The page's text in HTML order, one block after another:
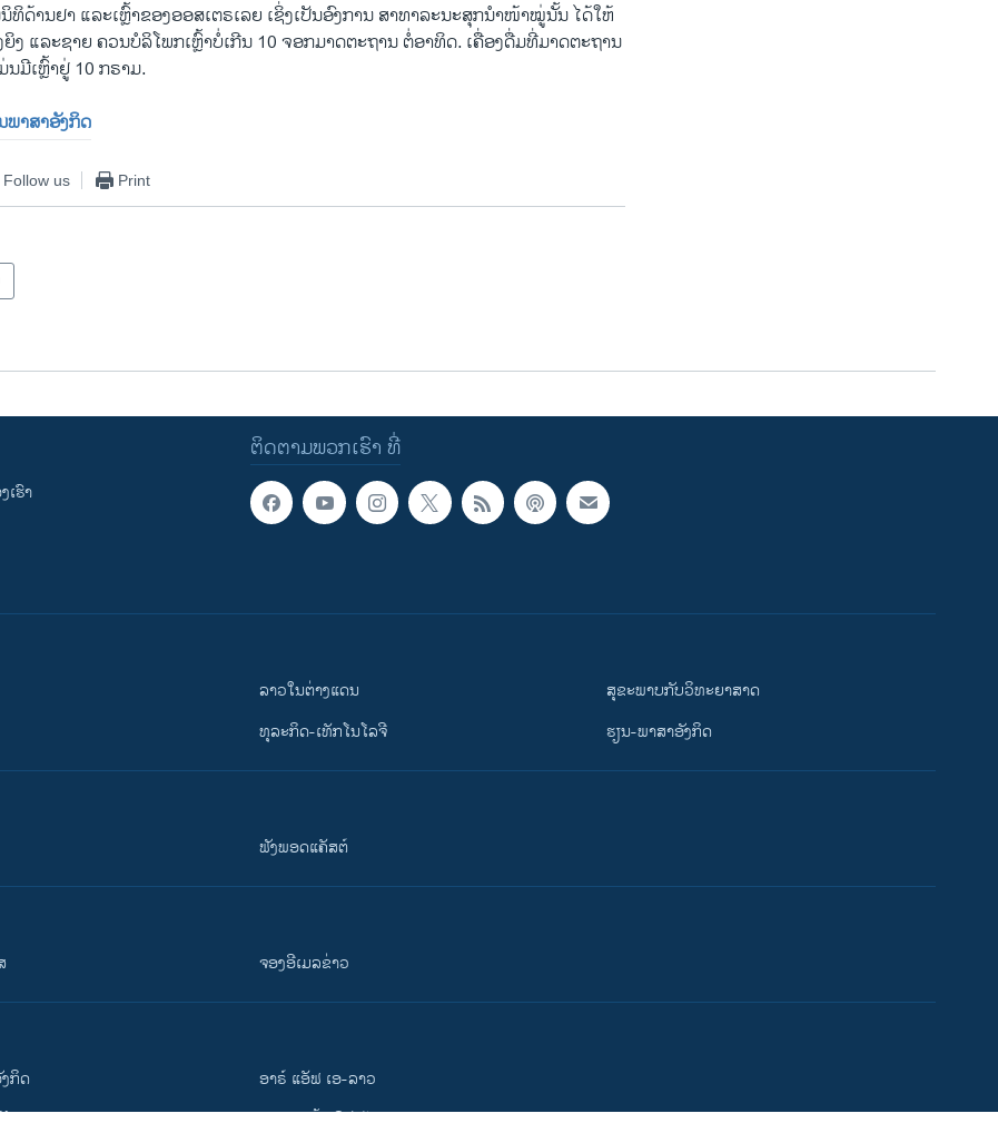
ທິດ້ານຢາ ແລະເຫຼົ້າຂອງອອສເຕຣເລຍ ເຊິ່ງເປັນອົງການ ສາທາລະນະສຸກນຳໜ້າ​ໝູ່ນັ້ນ ໄດ້ໃຫ້​
ງ ແລະຊາຍ ຄວນບໍລິໂພກເຫຼົ້າບໍ່ເກີນ 10 ຈອກມາດຕະຖານ ຕໍ່ອາທິດ. ເຄື່ອງດື່ມທີ່ມາດຕະຖານ
ມີເຫຼົ້າ​ຢູ່ 10 ກຣາມ.
ພາ​ສາ​ອັງ​ກິດ
Follow us Print
ຕິດຕາມພວກເຮົາ ທີ່
ເຮົາ
ລາວໃນຕ່າງແດນ
ທຸລະກິດ-ເທັກໂນໂລຈີ
ສຸຂະພາບກັບວິທະຍາສາດ
ຮຽນ-ພາສາອັງກິດ
ຟັງພອດແຄັສຕ໌
ຈອງອີເມລຂ່າວ
ກິດ
ອ​ເອ
ອາຣ໌ ແອັຟ ເອ-ລາວ
ສາມາດເຂົ້າເຖິງໄດ້